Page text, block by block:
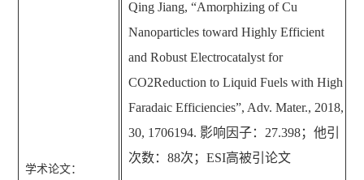
学术论文：
Qing Jiang, “Amorphizing of Cu
Nanoparticles toward Highly Efficient
and Robust Electrocatalyst for
CO2Reduction to Liquid Fuels with High
Faradaic Efficiencies”, Adv. Mater., 2018,
30, 1706194. 影响因子： 27.398；他引
次数： 88次； ESI高被引论文